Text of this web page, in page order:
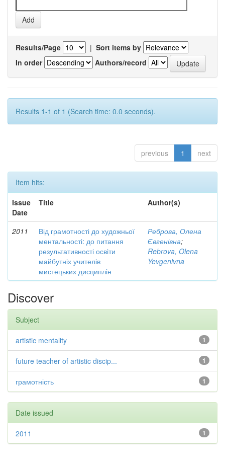
Results/Page | Sort items by
In order
Authors/record
Results 1-1 of 1 (Search time: 0.0 seconds).
previous 1 next
Item hits:
Issue
Date
Title Author(s)
2011
Від грамотності до художньої
ментальності: до питання
результативності освіти
майбутніх учителів
мистецьких дисциплін
Реброва, Олена
Євгенівна;
Rebrova, Olena
Yevgenivna
Discover
Subject
1
artistic mentality
1
future teacher of artistic discip...
1
грамотність
Date issued
1
2011